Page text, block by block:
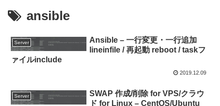
ansible
Server
Ansible – 一行変更・一行追加
lineinfile / 再起動 reboot / taskフ
ァイルinclude
2019.12.09
Server
SWAP 作成/削除 for VPS/クラウ
ド for Linux – CentOS/Ubuntu